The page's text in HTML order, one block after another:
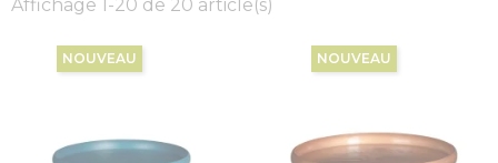
Affichage 1-20 de 20 article(s)
NOUVEAU NOUVEAU